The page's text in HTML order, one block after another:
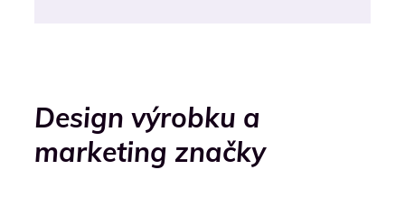
Design výrobku a
marketing značky